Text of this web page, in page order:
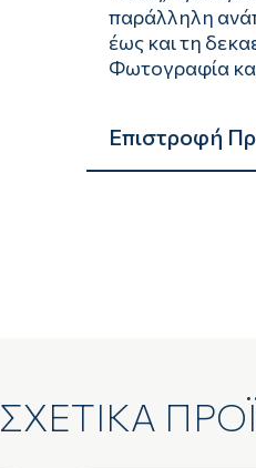
παράλληλη
έως και τη
Φωτογραφία
Επιστροφή
ΣΧΕΤΙΚΑ